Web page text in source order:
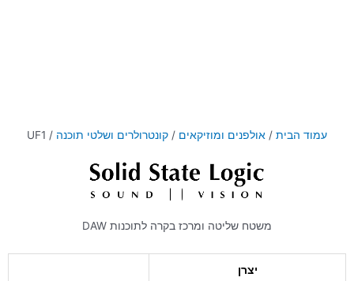
עמוד הבית / אולפנים ומוזיקאים / קונטרולרים ושלטי תוכנה / UF1
משטח שליטה ומרכז בקרה לתוכנות DAW
יצרן